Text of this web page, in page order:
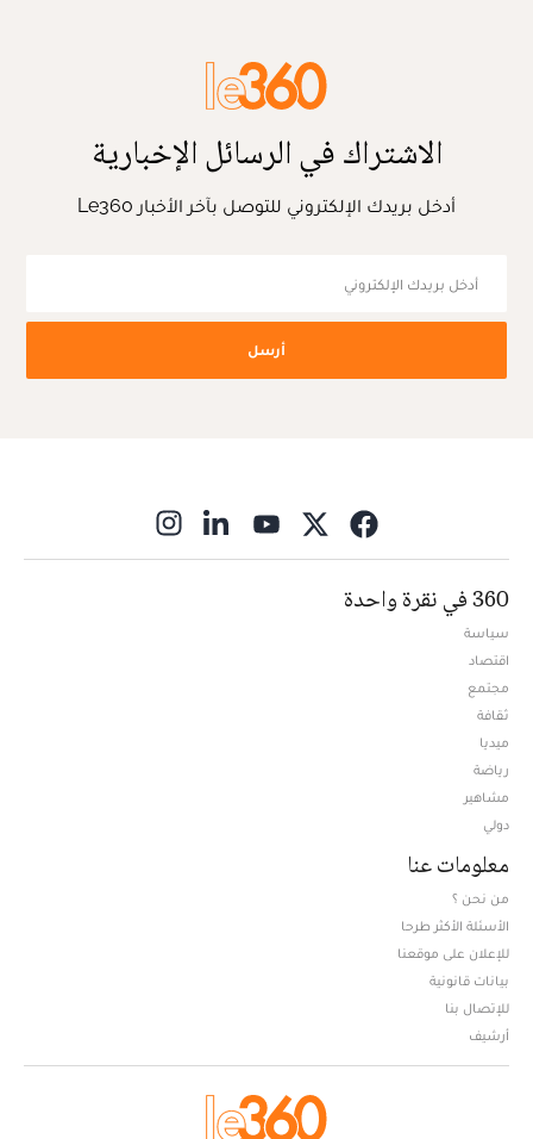
الاشتراك في الرسائل الإخبارية
أدخل بريدك الإلكتروني للتوصل بآخر الأخبار Le360
أرسل
360 في نقرة واحدة
سياسة
اقتصاد
مجتمع
ثقافة
ميديا
رياضة
مشاهير
دولي
معلومات عنا
من نحن ؟
الأسئلة الأكثر طرحا
للإعلان على موقعنا
بيانات قانونية
للإتصال بنا
أرشيف